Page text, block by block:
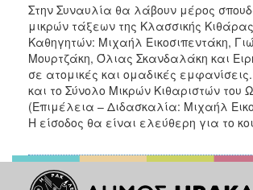
Στην Συναυλία θα λάβουν μέρος
μικρών τάξεων της Κλασσικής
Καθηγητών: Μιχαήλ Εικοσιπεντάκη,
Μουρτζάκη, Όλιας Σκανδαλάκη και
σε ατομικές και ομαδικές
και το Σύνολο Μικρών Κιθαριστών του
(Επιμέλεια – Διδασκαλία: Μιχαήλ
Η είσοδος θα είναι ελεύθερη για το